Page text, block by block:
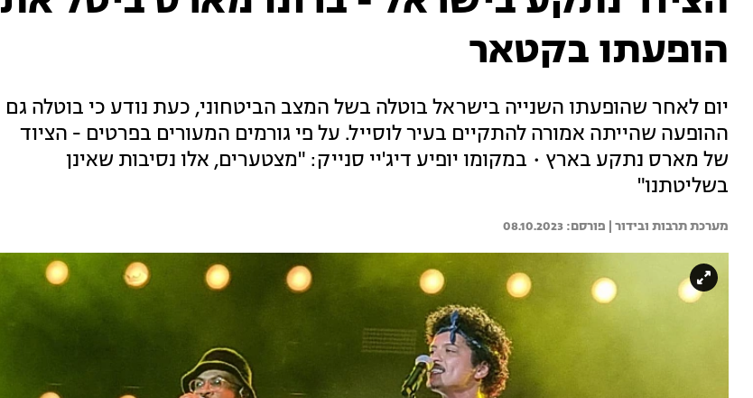
הופעתו בקטאר
יום לאחר שהופעתו השנייה בישראל בוטלה בשל המצב הביטחוני, כעת נודע כי בוטלה גם
ההופעה שהייתה אמורה להתקיים בעיר לוסייל. על פי גורמים המעורים בפרטים - הציוד
של מארס נתקע בארץ • במקומו יופיע דיג'יי סנייק: "מצטערים, אלו נסיבות שאינן
בשליטתנו"
מערכת תרבות ובידור | 08.10.2023